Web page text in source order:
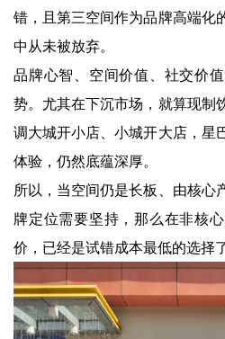
错，且第三空间作为品牌高端化
中从未被放弃。
品牌心智、空间价值、社交价
势。尤其在下沉市场，就算现制
调大城开小店、小城开大店，星
体验，仍然底蕴深厚。
所以，当空间仍是长板、由核心
牌定位需要坚持，那么在非核
价，已经是试错成本最低的选择了